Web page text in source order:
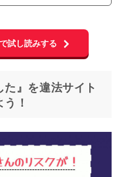
試し読みする
た』を違法サイト
！